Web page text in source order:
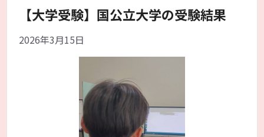
【大学受験】国公立大学の受験結果
2026年3月15日